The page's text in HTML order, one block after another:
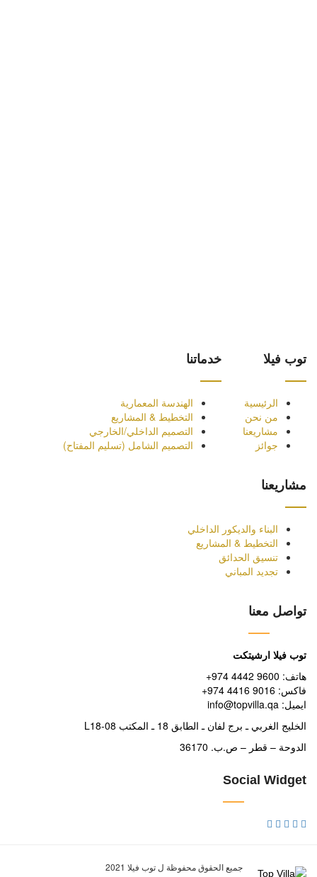
توب فيلا
الرئيسية
من نحن
مشاريعنا
جوائز
خدماتنا
الهندسة المعمارية
التخطيط & المشاريع
التصميم الداخلي/الخارجي
التصميم الشامل (تسليم المفتاح)
مشاريعنا
البناء والديكور الداخلي
التخطيط & المشاريع
تنسيق الحدائق
تجديد المباني
تواصل معنا
توب فيلا ارشيتكت
+هاتف: 9600 4442 974
+فاكس: 9016 4416 974
info@topvilla.qa :ايميل
الخليج الغربي ـ برج لفان ـ الطابق 18 ـ المكتب L18-08
الدوحة – قطر – ص.ب. 36170
Social Widget
جميع الحقوق محفوظة ل توب فيلا 2021